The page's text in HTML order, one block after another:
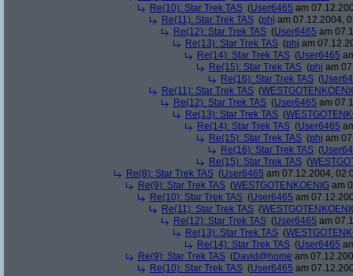
Re(10): Star Trek TAS (User6465 am
Re(11): Star Trek TAS (phj am 07.12.2004,
Re(12): Star Trek TAS (User6465 am
Re(13): Star Trek TAS (phj am
Re(14): Star Trek TAS (User6465
Re(15): Star Trek TAS (phj am
Re(16): Star Trek TAS (
Re(11): Star Trek TAS (
Re(12): Star Trek TAS (User6465 am
Re(13): Star Trek TAS (
Re(14): Star Trek TAS (User6465
Re(15): Star Trek TAS (phj am
Re(16): Star Trek TAS (
Re(15): Star Trek TAS (
Re(8): Star Trek TAS (User6465 am 07.12.2004,
Re(9): Star Trek TAS (WESTGOTENKOENIG am
Re(10): Star Trek TAS (User6465 am
Re(11): Star Trek TAS (
Re(12): Star Trek TAS (User6465 am
Re(13): Star Trek TAS (
Re(14): Star Trek TAS (User6465
Re(9): Star Trek TAS (David@home am
Re(10): Star Trek TAS (User6465 am